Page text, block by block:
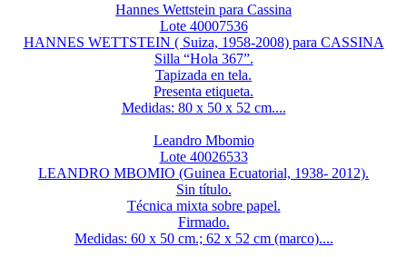
Hannes Wettstein para Cassina
Lote 40007536
HANNES WETTSTEIN ( Suiza, 1958-2008) para CASSINA
Silla “Hola 367”.
Tapizada en tela.
Presenta etiqueta.
Medidas: 80 x 50 x 52 cm....
Leandro Mbomio
Lote 40026533
LEANDRO MBOMIO (Guinea Ecuatorial, 1938- 2012).
Sin título.
Técnica mixta sobre papel.
Firmado.
Medidas: 60 x 50 cm.; 62 x 52 cm (marco)....